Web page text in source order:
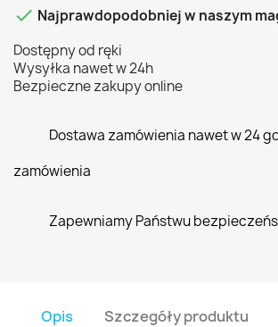
 Najprawdopodobniej w naszym
Dostępny od ręki
Wysyłka nawet w 24h
Bezpieczne zakupy online
Dostawa zamówienia nawet w 24
zamówienia
Zapewniamy Państwu
Opis Szczegóły produktu